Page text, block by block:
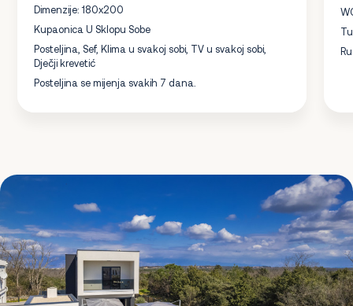
Dimenzije: 180x200
Kupaonica U Sklopu Sobe
Posteljina, Sef, Klima u svakoj sobi, TV u svakoj sobi,
Dječji krevetić
Posteljina se mijenja svakih 7 dana.